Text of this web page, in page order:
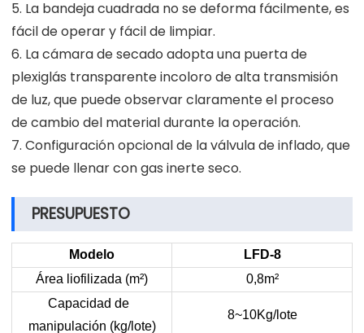
5. La bandeja cuadrada no se deforma fácilmente, es
fácil de operar y fácil de limpiar.
6. La cámara de secado adopta una puerta de
plexiglás transparente incoloro de alta transmisión
de luz, que puede observar claramente el proceso
de cambio del material durante la operación.
7. Configuración opcional de la válvula de inflado, que
se puede llenar con gas inerte seco.
PRESUPUESTO
Modelo
LFD-8
Área liofilizada (m²)
0,8m²
Capacidad de
manipulación (kg/lote)
8~10Kg/lote